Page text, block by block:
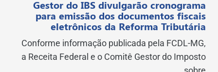
Gestor do IBS divulgarão cronograma
para emissão dos documentos fiscais
eletrônicos da Reforma Tributária
Conforme informação publicada pela FCDL-MG,
a Receita Federal e o Comitê Gestor do Imposto